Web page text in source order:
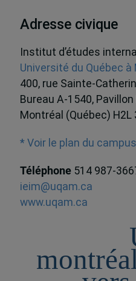
Adresse civique
Institut d’études
Université du Québec à
400, rue Sainte-
Bureau A-1540,
Montréal (Québec) H2L
* Voir le plan du campus
Téléphone 514 987-
ieim@uqam.ca
www.uqam.ca